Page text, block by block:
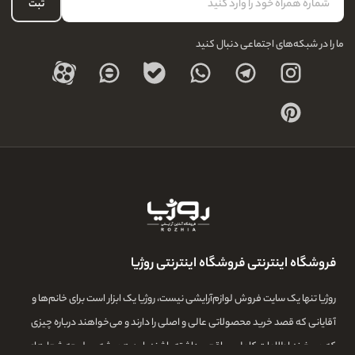
درباره ما
ثبت
ما را در شبکه‌های اجتماعی دنبال کنید
فروشگاه اینترنتی فروشگاه اینترنتی روژیا
روژیا تنها یک سایت فروش لوازم‌آرایشی نیست، روژیا یک ابزار است برای خانم‌ها و
آقایانی که قصد خرید محصولاتی عالی و اصلی را دارند و می‌خواهند درباره چیزی
که می‌خرند اطلاعات کامل و واقعی داشته باشند. این همیشه سرلوحه شعارهای